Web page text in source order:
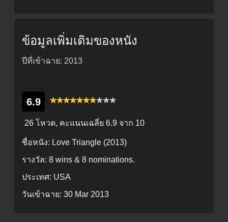
ข้อมูลเพิ่มเติมของหนัง
ปีที่เข้าฉาย: 2013
6.9
26 โหวต, คะแนนเฉลี่ย 6.9 จาก 10
ชื่อหนัง: Love Triangle (2013)
รางวัล: 8 wins & 8 nominations.
ประเทศ: USA
วันเข้าฉาย: 30 Mar 2013